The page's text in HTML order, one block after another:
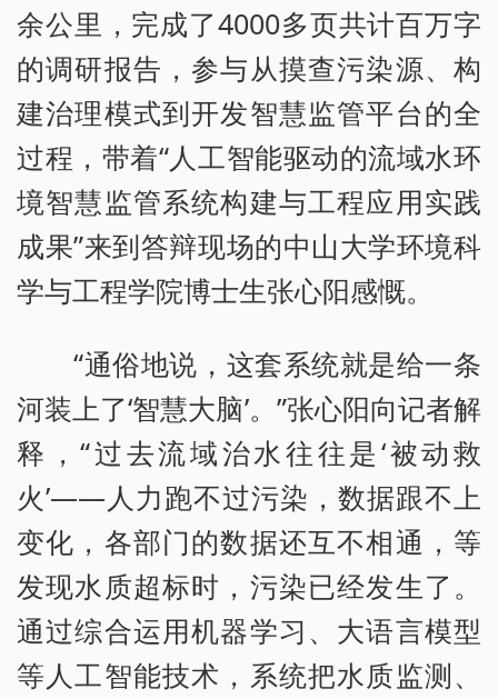
余公里，完成了4000多页共计百万字
的调研报告，参与从摸查污染源、构
建治理模式到开发智慧监管平台的全
过程，带着“人工智能驱动的流域水环
境智慧监管系统构建与工程应用实践
成果”来到答辩现场的中山大学环境科
学与工程学院博士生张心阳感慨。
“通俗地说，这套系统就是给一条
河装上了‘智慧大脑’。”张心阳向记者解
释，“过去流域治水往往是‘被动救
火’——人力跑不过污染，数据跟不上
变化，各部门的数据还互不相通，等
发现水质超标时，污染已经发生了。
通过综合运用机器学习、大语言模型
等人工智能技术，系统把水质监测、